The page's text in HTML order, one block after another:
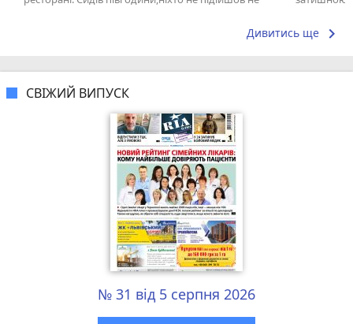
Дивитись ще keyboard_arrow_right
СВІЖИЙ ВИПУСК
№ 31 від 5 серпня 2026